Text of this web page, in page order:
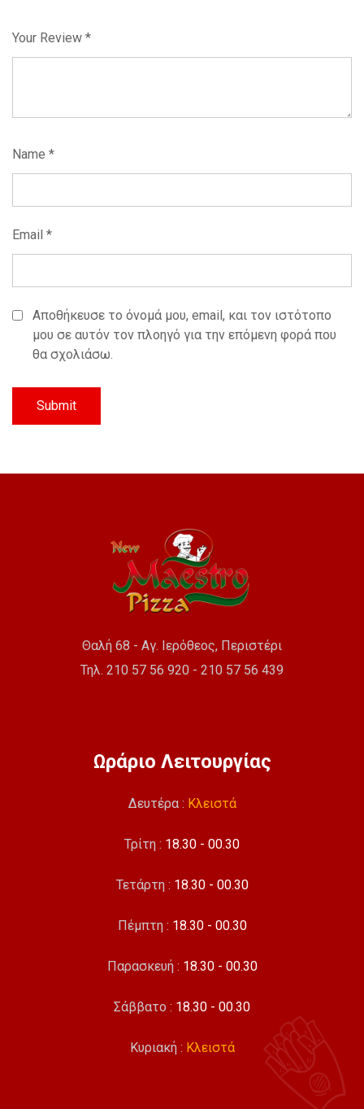
Your Review *
Name *
Email *
Αποθήκευσε το όνομά μου, email, και τον ιστότοπο
μου σε αυτόν τον πλοηγό για την επόμενη φορά που
θα σχολιάσω.
Θαλή 68 - Αγ. Ιερόθεος, Περιστέρι
Τηλ. 210 57 56 920 - 210 57 56 439
Ωράριο Λειτουργίας
Δευτέρα : Κλειστά
Τρίτη : 18.30 - 00.30
Τετάρτη : 18.30 - 00.30
Πέμπτη : 18.30 - 00.30
Παρασκευή : 18.30 - 00.30
Σάββατο : 18.30 - 00.30
Κυριακή : Κλειστά